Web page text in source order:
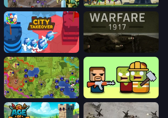
Takeover Iron Towers Alliance
City Takeover Warfare 1917
Hex Empire Zombie Horde: Build & Survive